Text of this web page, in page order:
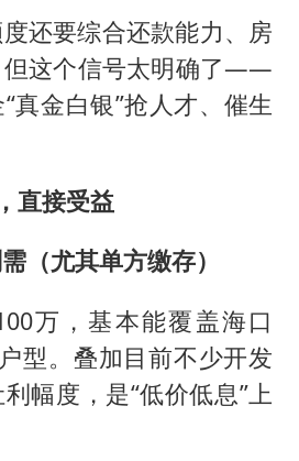
还要综合还款能力、房
但这个信号太明确了——
真金白银”抢人才、催生
直接受益
（尤其单方缴存）
万，基本能覆盖海口
型。叠加目前不少开发
幅度，是“低价低息”上